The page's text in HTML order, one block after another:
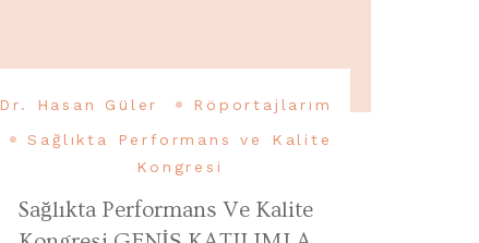
Dr. Hasan Güler
Röportajlarım
Sağlıkta Performans ve Kalite
Kongresi
Sağlıkta Performans Ve Kalite